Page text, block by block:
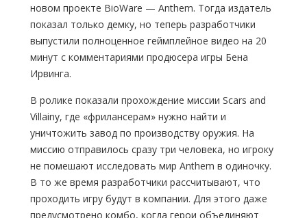
новом проекте BioWare — Anthem. Тогда издатель
показал только демку, но теперь разработчики
выпустили полноценное геймплейное видео на 20
минут с комментариями продюсера игры Бена
Ирвинга.
В ролике показали прохождение миссии Scars and
Villainy, где «фрилансерам» нужно найти и
уничтожить завод по производству оружия. На
миссию отправилось сразу три человека, но игроку
не помешают исследовать мир Anthem в одиночку.
В то же время разработчики рассчитывают, что
проходить игру будут в компании. Для этого даже
предусмотрено комбо, когда герои объединяют